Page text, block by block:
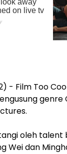
- Film Too
oleh
Wei dan